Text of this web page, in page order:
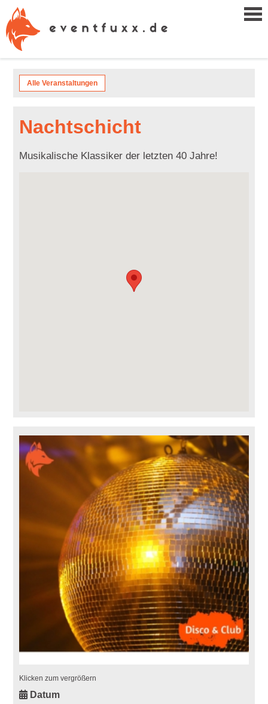
Alle Veranstaltungen
Nachtschicht
Musikalische Klassiker der letzten 40 Jahre!
Klicken zum vergrößern
Datum